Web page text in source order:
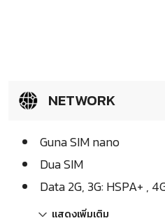
NETWORK
Guna SIM nano
Dua SIM
Data 2G, 3G: HSPA+ ,
แสดงเพิ่มเติม